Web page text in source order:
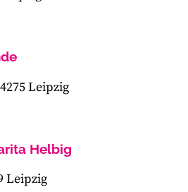
Leipzig
Helbig
Leipzig